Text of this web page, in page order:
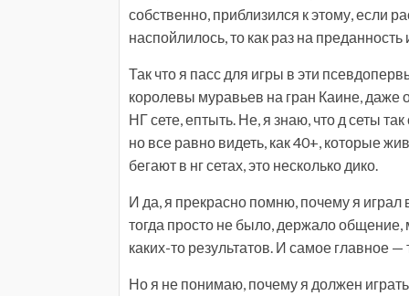
собственно, приблизился к этому, если
наспойлилось, то как раз на
Так что я пасс для игры в эти
королевы муравьев на гран Каине, даже
НГ сете, ептыть. Не, я знаю, что д сеты
но все равно видеть, как 40+, которые
бегают в нг сетах, это несколько дико.
И да, я прекрасно помню, почему я играл
тогда просто не было, держало
каких-то результатов. И самое главное
Но я не понимаю, почему я должен играть